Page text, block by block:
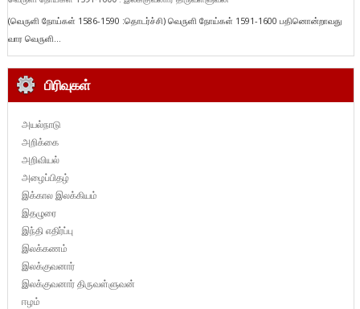
(வெருளி நோய்கள் 1586-1590 :தொடர்ச்சி) வெருளி நோய்கள் 1591-1600 பதினொன்றாவது
வார வெருளி...
பிரிவுகள்
அயல்நாடு
அறிக்கை
அறிவியல்
அழைப்பிதழ்
இக்கால இலக்கியம்
இதழுரை
இந்தி எதிர்ப்பு
இலக்கணம்
இலக்குவனார்
இலக்குவனார் திருவள்ளுவன்
ஈழம்